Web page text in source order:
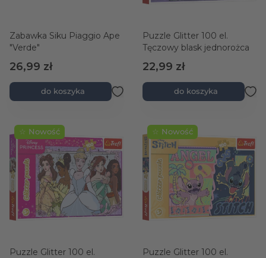
Zabawka Siku Piaggio Ape
"Verde"
26,99 zł
do koszyka
Puzzle Glitter 100 el.
Tęczowy blask jednorożca
22,99 zł
do koszyka
☆ Nowość
Puzzle Glitter 100 el.
☆ Nowość
Puzzle Glitter 100 el.